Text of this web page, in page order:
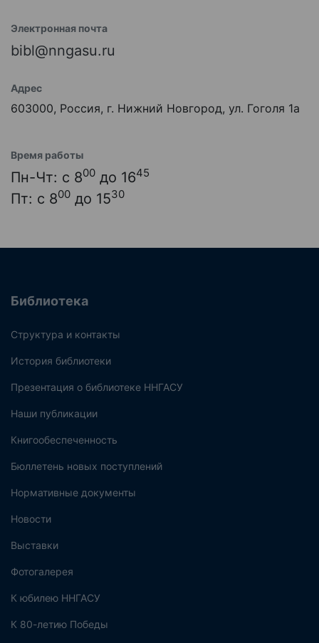
Электронная почта
bibl@nngasu.ru
Адрес
603000, Россия, г. Нижний Новгород, ул. Гоголя 1а
Время работы
Пн-Чт: с 800 до 1645
Пт: с 800 до 1530
Библиотека
Структура и контакты
История библиотеки
Презентация о библиотеке ННГАСУ
Наши публикации
Книгообеспеченность
Бюллетень новых поступлений
Нормативные документы
Новости
Выставки
Фотогалерея
К юбилею ННГАСУ
К 80-летию Победы